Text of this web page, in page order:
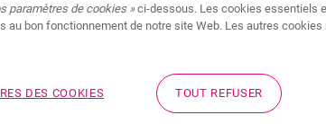
Aller directement à la section Téléchargements
paramètres de cookies »ci-dessous. Les cookies essentiels
au bon fonctionnement de notre site Web. Les autres
DES COOKIES TOUT REFUSER